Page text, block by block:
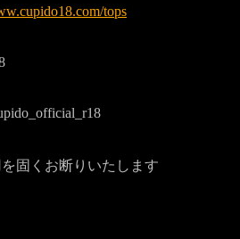
tops
固くお断りいたします